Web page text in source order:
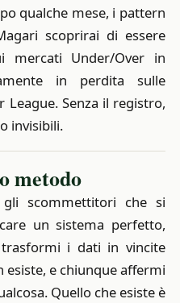
qualche mese, i pattern
scoprirai di essere
mercati Under/Over in
in perdita sulle
League. Senza il registro,
invisibili.
metodo
scommettitori che si
un sistema perfetto,
i dati in vincite
esiste, e chiunque affermi
Quello che esiste è